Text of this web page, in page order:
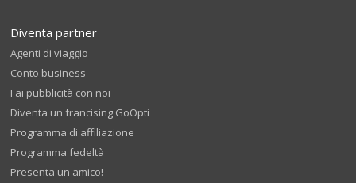
Diventa partner
Agenti di viaggio
Conto business
Fai pubblicità con noi
Diventa un francising GoOpti
Programma di affiliazione
Programma fedeltà
Presenta un amico!